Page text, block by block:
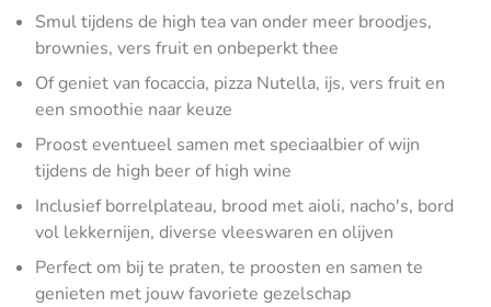
Smul tijdens de high tea van onder meer broodjes,
brownies, vers fruit en onbeperkt thee
Of geniet van focaccia, pizza Nutella, ijs, vers fruit en
een smoothie naar keuze
Proost eventueel samen met speciaalbier of wijn
tijdens de high beer of high wine
Inclusief borrelplateau, brood met aioli, nacho's, bord
vol lekkernijen, diverse vleeswaren en olijven
Perfect om bij te praten, te proosten en samen te
genieten met jouw favoriete gezelschap